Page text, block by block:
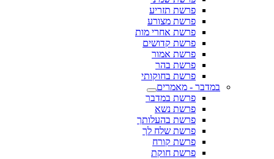
פרשת תזריע
פרשת מצורע
פרשת אחרי מות
פרשת קדושים
פרשת אמור
פרשת בהר
פרשת בחוקותי
במדבר - מאמרים
פרשת במדבר
פרשת נשא
פרשת בהעלותך
פרשת שלח לך
פרשת קורח
פרשת חוקת